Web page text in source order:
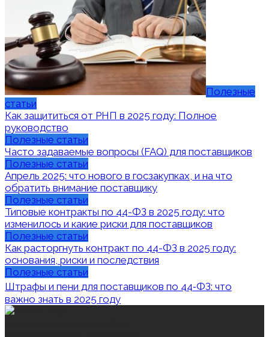
Полезные
статьи
Как защититься от РНП в 2025 году: Полное
руководство
Полезные статьи
Часто задаваемые вопросы (FAQ) для поставщиков
Полезные статьи
Апрель 2025: что нового в госзакупках, и на что
обратить внимание поставщику
Полезные статьи
Типовые контракты по 44-ФЗ в 2025 году: что
изменилось и какие риски для поставщиков
Полезные статьи
Как расторгнуть контракт по 44-ФЗ в 2025 году:
основания, риски и последствия
Полезные статьи
Штрафы и пени для поставщиков по 44‑ФЗ: что
важно знать в 2025 году